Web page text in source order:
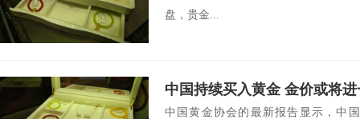
盘，贵金...
中国持续买入黄金 金价或将
中国黄金协会的最新报告显示，中